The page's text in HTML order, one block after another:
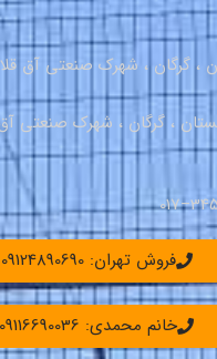
، گرگان ، شهرک صنعتی آق قلا
فروش تهران: 09124890690
خانم محمدی: 09116690036